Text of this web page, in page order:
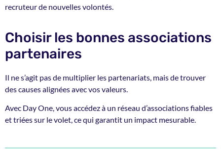
recruteur de nouvelles volontés.
Choisir les bonnes associations
partenaires
Il ne s’agit pas de multiplier les partenariats, mais de trouver
des causes alignées avec vos valeurs.
Avec Day One, vous accédez à un réseau d’associations fiables
et triées sur le volet, ce qui garantit un impact mesurable.